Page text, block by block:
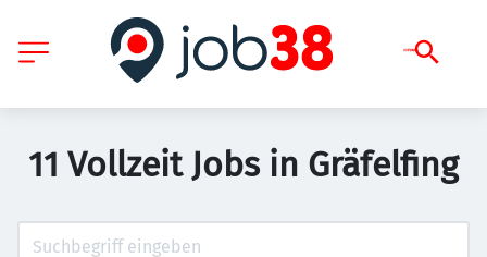
11 Vollzeit Jobs in Gräfelfing